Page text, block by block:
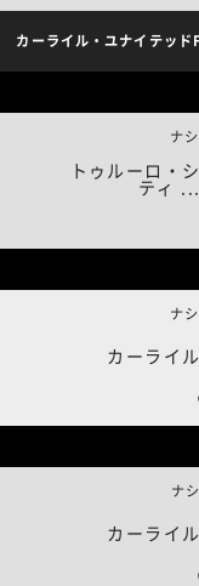
カーライル・ユナイテッド
トゥルーロ・シ
ティ ...
ナ
カーライル
ナ
カーライル
ナ